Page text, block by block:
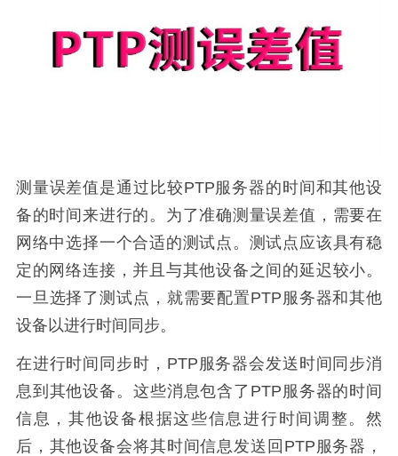
测量误差值是通过比较PTP服务器的时间和其他设
备的时间来进行的。为了准确测量误差值，需要在
网络中选择一个合适的测试点。测试点应该具有稳
定的网络连接，并且与其他设备之间的延迟较小。
一旦选择了测试点，就需要配置PTP服务器和其他
设备以进行时间同步。
在进行时间同步时，PTP服务器会发送时间同步消
息到其他设备。这些消息包含了PTP服务器的时间
信息，其他设备根据这些信息进行时间调整。然
后，其他设备会将其时间信息发送回PTP服务器，